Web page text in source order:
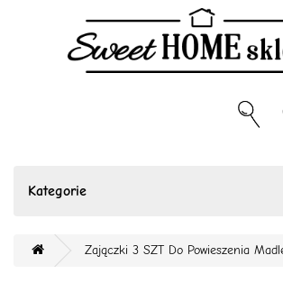
Kategorie
Zajączki 3 SZT Do Powieszenia